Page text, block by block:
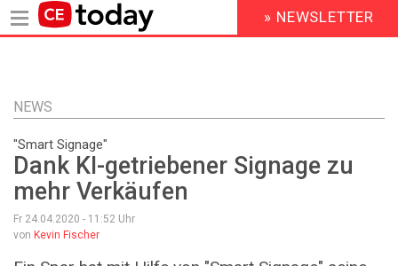
Inhalt
HEADER
MENU
» NEWSLETTER
NEWS
"Smart Signage"
Dank KI-getriebener Signage zu
mehr Verkäufen
Fr 24.04.2020 - 11:52 Uhr
von Kevin Fischer